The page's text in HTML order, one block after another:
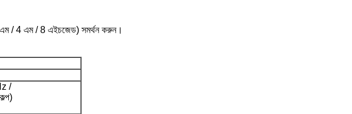
2 এম / 4 এম / 8 এইচজেড) সমর্থন করুন।
/